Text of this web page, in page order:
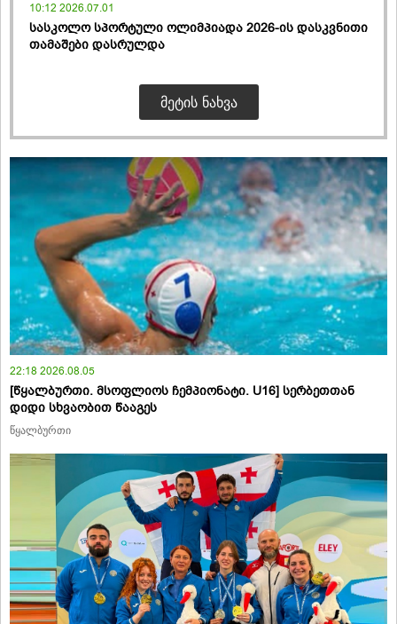
10:12 2026.07.01
სასკოლო სპორტული ოლიმპიადა 2026-ის დასკვნითი
თამაშები დასრულდა
ᲛᲔᲢᲘᲡ ᲜᲐᲮᲕᲐ
22:18 2026.08.05
[წყალბურთი. მსოფლიოს ჩემპიონატი. U16] სერბეთთან
დიდი სხვაობით წააგეს
წყალბურთი